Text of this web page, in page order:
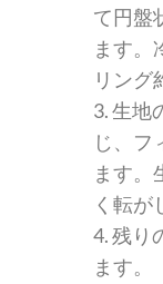
て円盤
ます。
リング
3. 生地
じ、フ
ます。
く転が
4. 残り
ます。